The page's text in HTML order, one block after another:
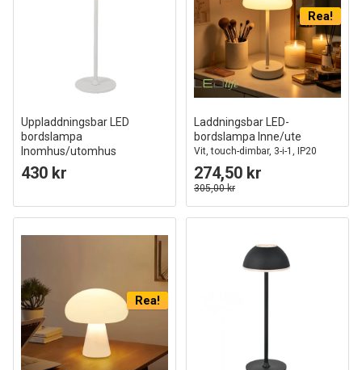
Uppladdningsbar LED
bordslampa
Inomhus/utomhus
Grå, touch dimbar, 3i1, IP54
utomhus bordslampa
430 kr
Rea!
Laddningsbar LED-
bordslampa Inne/ute
Vit, touch-dimbar, 3-i-1, IP20
inomhus
274,50 kr
305,00 kr
Rea!